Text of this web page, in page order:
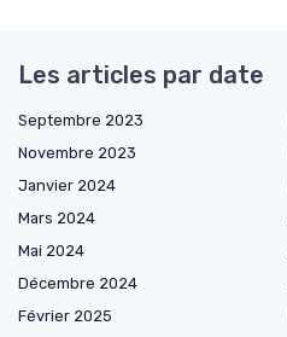
Les articles par date
Septembre 2023
Novembre 2023
Janvier 2024
Mars 2024
Mai 2024
Décembre 2024
Février 2025